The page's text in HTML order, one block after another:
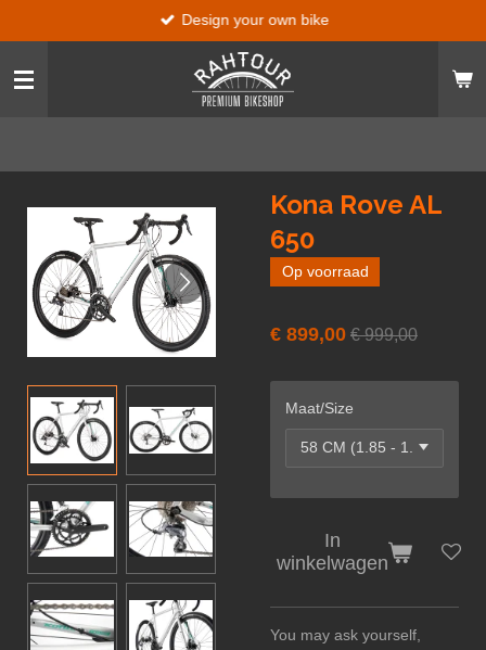
direct
naar
hoofdinhoud
Design your own bike
Kona Rove AL
650
Op voorraad
€ 899,00 € 999,00
Maat/Size
In
winkelwagen
You may ask yourself,